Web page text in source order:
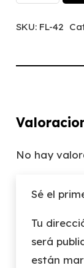
SKU: FL-42
No hay
Sé el
Tu
será
están